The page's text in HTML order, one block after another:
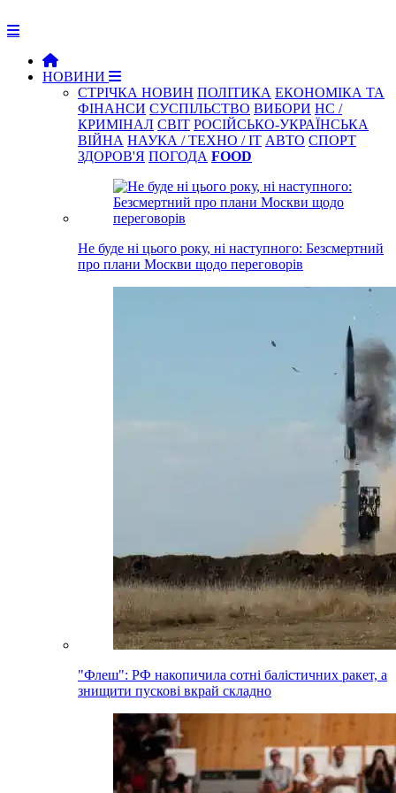
НОВИНИ
СТРІЧКА НОВИН ПОЛІТИКА ЕКОНОМІКА ТА
ФІНАНСИ СУСПІЛЬСТВО ВИБОРИ НС /
КРИМІНАЛ СВІТ РОСІЙСЬКО-УКРАЇНСЬКА
ВІЙНА НАУКА / ТЕХНО / IT АВТО СПОРТ
ЗДОРОВ'Я ПОГОДА FOOD
Не буде ні цього року, ні наступного: Безсмертний
про плани Москви щодо переговорів
"Флеш": РФ накопичила сотні балістичних ракет, а
знищити пускові вкрай складно